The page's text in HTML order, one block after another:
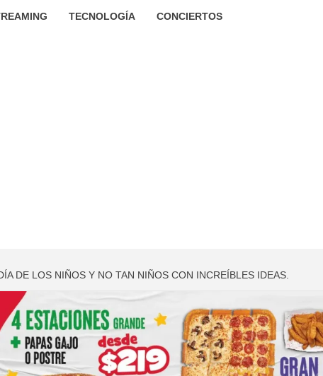
TECNOLOGÍA CONCIERTOS
DE LOS NIÑOS Y NO TAN NIÑOS CON INCREÍBLES IDEAS.